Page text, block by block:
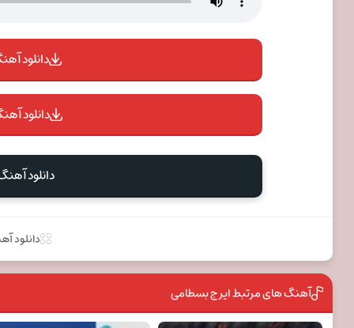
دانلود
دانلود
دانلود
دانلود
آهنگ های مرتبط ایرج بسطامی